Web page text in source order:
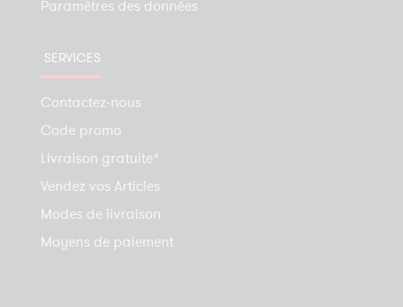
Paramètres des données
SERVICES
Contactez-nous
Code promo
Livraison gratuite*
Vendez vos Articles
Modes de livraison
Moyens de paiement